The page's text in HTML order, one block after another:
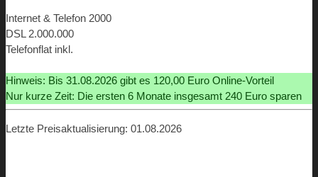
Internet & Telefon 2000
DSL 2.000.000
Telefonflat inkl.
Hinweis: Bis 31.08.2026 gibt es 120,00 Euro Online-Vorteil
Nur kurze Zeit: Die ersten 6 Monate insgesamt 240 Euro sparen
Letzte Preisaktualisierung: 01.08.2026